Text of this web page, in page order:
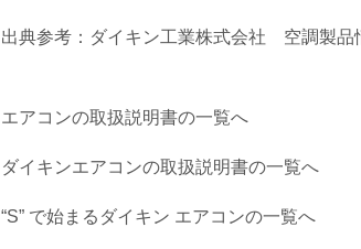
出典参考： ダイキン工業株式会社 空調製品
エアコンの取扱説明書の一覧へ
ダイキンエアコンの取扱説明書の一覧へ
“S” で始まるダイキン エアコンの一覧へ